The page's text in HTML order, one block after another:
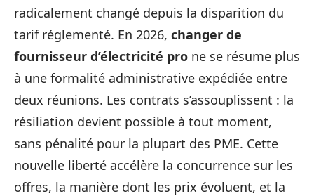
radicalement changé depuis la disparition du
tarif réglementé. En 2026, changer de
fournisseur d’électricité pro ne se résume plus
à une formalité administrative expédiée entre
deux réunions. Les contrats s’assouplissent : la
résiliation devient possible à tout moment,
sans pénalité pour la plupart des PME. Cette
nouvelle liberté accélère la concurrence sur les
offres, la manière dont les prix évoluent, et la